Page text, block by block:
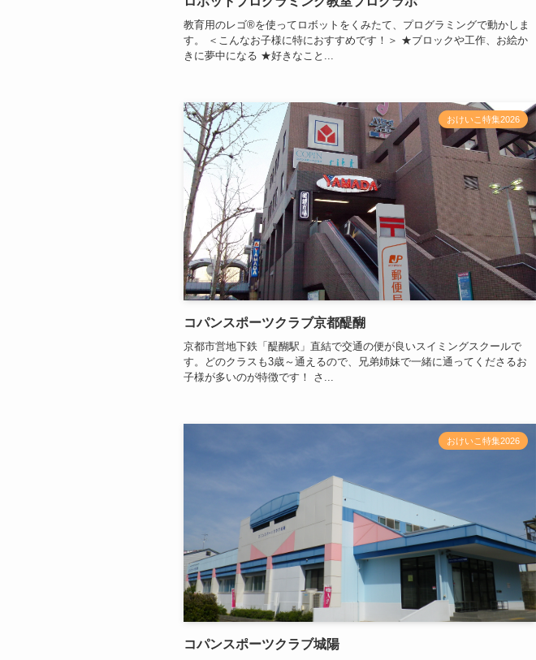
教育用のレゴ®を使ってロボットをくみたて、プログラミングで動かしま
す。 ＜こんなお子様に特におすすめです！＞ ★ブロックや工作、お絵か
きに夢中になる ★好きなこと...
おけいこ特集2026
コパンスポーツクラブ京都醍醐
京都市営地下鉄「醍醐駅」直結で交通の便が良いスイミングスクールで
す。どのクラスも3歳～通えるので、兄弟姉妹で一緒に通ってくださるお
子様が多いのが特徴です！ さ...
おけいこ特集2026
コパンスポーツクラブ城陽